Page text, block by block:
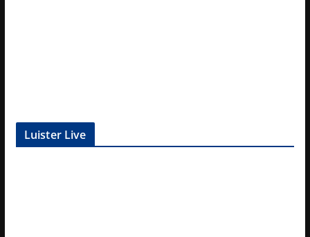
Luister Live